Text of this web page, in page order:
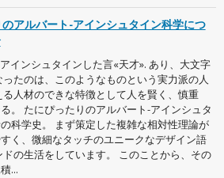
アルバート-アインシュタイン科学につ
インシュタインした言«天才». あり、大文字
たのは、このようなものという実力派の人
人材のできな特徴として人を賢く、慎重
。 たにぴったりのアルバート-アインシュタ
科学史。 まず策定した複雑な相対性理論が
く、微細なタッチのユニークなデザイン語
の生活をしています。 このことから、その
...